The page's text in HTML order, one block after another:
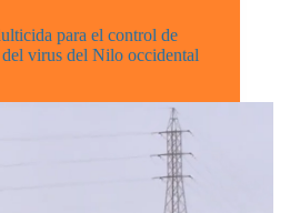
para el control de
virus del Nilo occidental